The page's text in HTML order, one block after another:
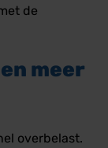
de
meer
overbelast.